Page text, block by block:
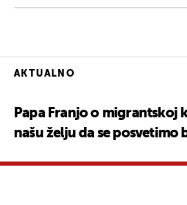
AKTUALNO
Papa Franjo o migrantskoj
našu želju da se posvetimo